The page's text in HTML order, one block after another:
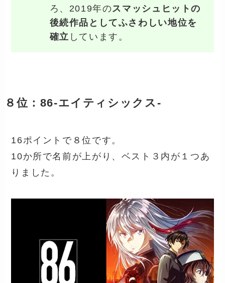
ろ、2019年のスマッシュヒットの
後続作品としてふさわしい地位を
確立 しています。
８位：86-エイティシックス-
16ポイントで８位です。
10か所で名前が上がり、ベスト３内が１つあ
りました。